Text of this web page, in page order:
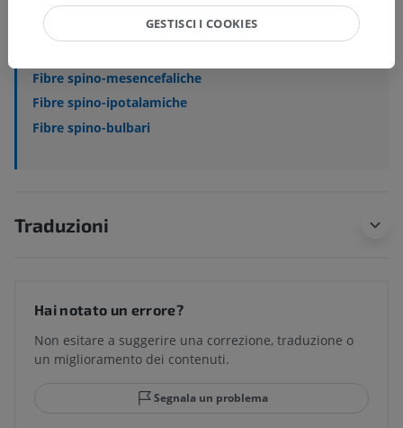
Strutture sottostanti:
Fibre spino-talamiche
Fibre spino-mesencefaliche
Fibre spino-ipotalamiche
Fibre spino-bulbari
Traduzioni
Hai notato un errore?
Non esitare a suggerire una correzione, traduzione o
un miglioramento dei contenuti.
Segnala un problema
GESTISCI I COOKIES